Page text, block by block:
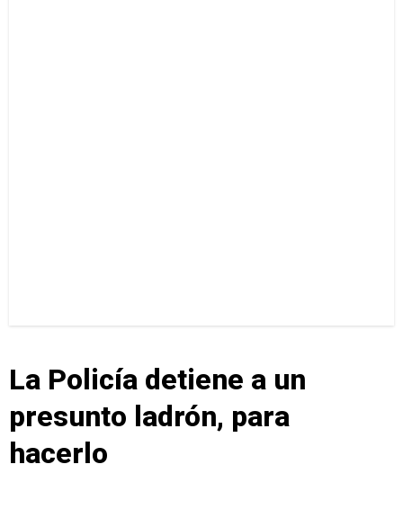
La Policía detiene a un
presunto ladrón, para
hacerlo